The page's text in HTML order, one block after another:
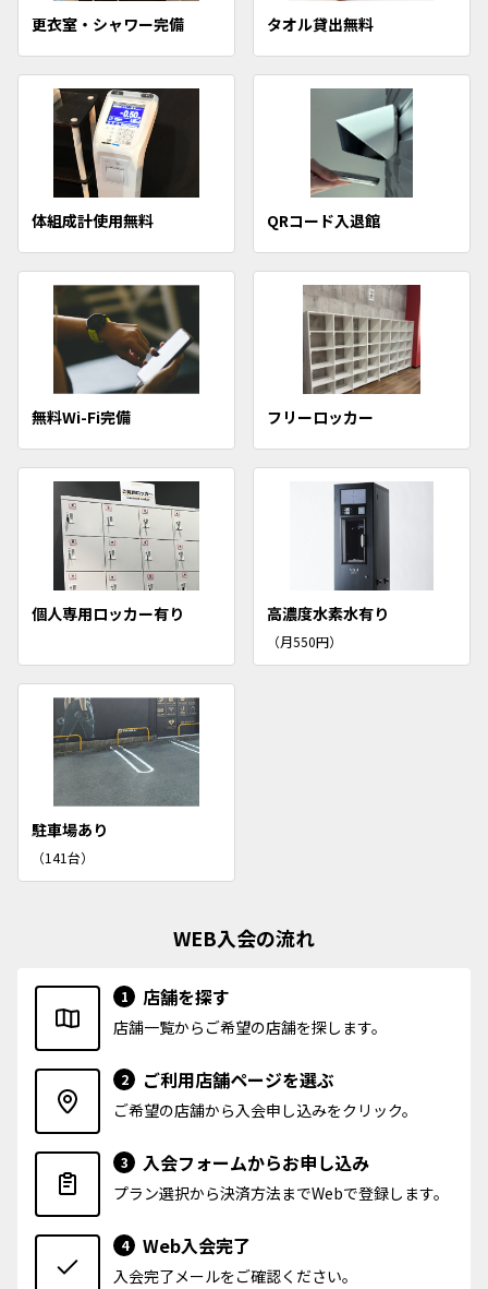
更衣室・シャワー完備 タオル貸出無料
体組成計使用無料 QRコード入退館
無料Wi-Fi完備 フリーロッカー
個人専用ロッカー有り 高濃度水素水有り
（月550円）
駐車場あり
（141台）
WEB入会の流れ
1 店舗を探す
店舗一覧からご希望の店舗を探します。
2 ご利用店舗ページを選ぶ
ご希望の店舗から入会申し込みをクリック。
3 入会フォームからお申し込み
プラン選択から決済方法までWebで登録します。
4 Web入会完了
入会完了メールをご確認ください。